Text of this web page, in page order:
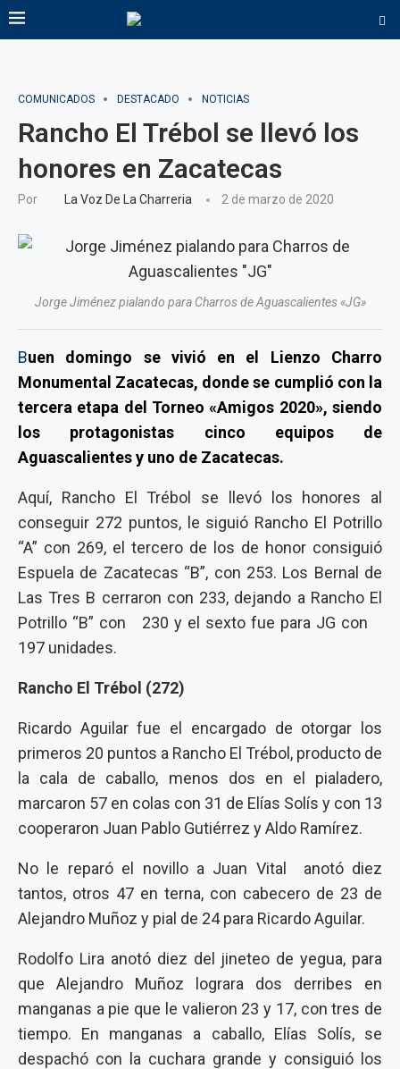
COMUNICADOS DESTACADO NOTICIAS
Rancho El Trébol se llevó los
honores en Zacatecas
Por La Voz De La Charreria 2 de marzo de 2020
Jorge Jiménez pialando para Charros de Aguascalientes «JG»
Buen domingo se vivió en el Lienzo Charro
Monumental Zacatecas, donde se cumplió con la
tercera etapa del Torneo «Amigos 2020», siendo
los protagonistas cinco equipos de
Aguascalientes y uno de Zacatecas.
Aquí, Rancho El Trébol se llevó los honores al
conseguir 272 puntos, le siguió Rancho El Potrillo
“A” con 269, el tercero de los de honor consiguió
Espuela de Zacatecas “B”, con 253. Los Bernal de
Las Tres B cerraron con 233, dejando a Rancho El
Potrillo “B” con 230 y el sexto fue para JG con
197 unidades.
Rancho El Trébol (272)
Ricardo Aguilar fue el encargado de otorgar los
primeros 20 puntos a Rancho El Trébol, producto de
la cala de caballo, menos dos en el pialadero,
marcaron 57 en colas con 31 de Elías Solís y con 13
cooperaron Juan Pablo Gutiérrez y Aldo Ramírez.
No le reparó el novillo a Juan Vital anotó diez
tantos, otros 47 en terna, con cabecero de 23 de
Alejandro Muñoz y pial de 24 para Ricardo Aguilar.
Rodolfo Lira anotó diez del jineteo de yegua, para
que Alejandro Muñoz lograra dos derribes en
manganas a pie que le valieron 23 y 17, con tres de
tiempo. En manganas a caballo, Elías Solís, se
despachó con la cuchara grande y consiguió los